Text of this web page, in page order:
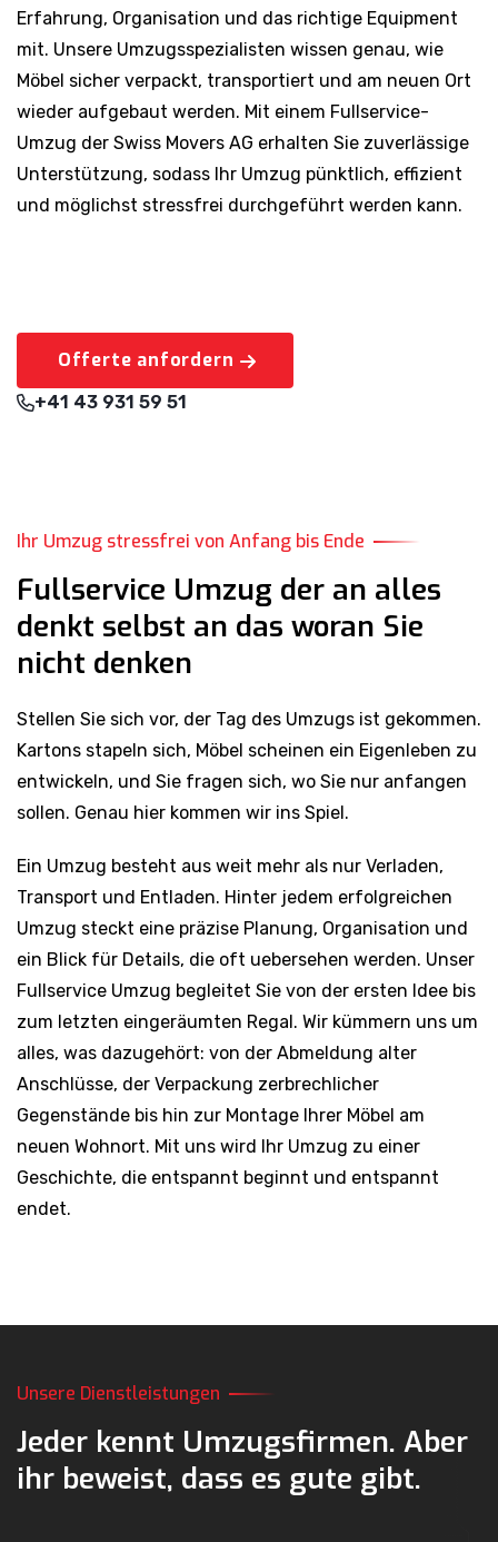
Erfahrung, Organisation und das richtige Equipment
mit. Unsere Umzugsspezialisten wissen genau, wie
Möbel sicher verpackt, transportiert und am neuen Ort
wieder aufgebaut werden. Mit einem Fullservice-
Umzug der Swiss Movers AG erhalten Sie zuverlässige
Unterstützung, sodass Ihr Umzug pünktlich, effizient
und möglichst stressfrei durchgeführt werden kann.
Offerte anfordern
+41 43 931 59 51
Ihr Umzug stressfrei von Anfang bis Ende
Fullservice Umzug der an alles
denkt selbst an das woran Sie
nicht denken
Stellen Sie sich vor, der Tag des Umzugs ist gekommen.
Kartons stapeln sich, Möbel scheinen ein Eigenleben zu
entwickeln, und Sie fragen sich, wo Sie nur anfangen
sollen. Genau hier kommen wir ins Spiel.
Ein Umzug besteht aus weit mehr als nur Verladen,
Transport und Entladen. Hinter jedem erfolgreichen
Umzug steckt eine präzise Planung, Organisation und
ein Blick für Details, die oft uebersehen werden. Unser
Fullservice Umzug begleitet Sie von der ersten Idee bis
zum letzten eingeräumten Regal. Wir kümmern uns um
alles, was dazugehört: von der Abmeldung alter
Anschlüsse, der Verpackung zerbrechlicher
Gegenstände bis hin zur Montage Ihrer Möbel am
neuen Wohnort. Mit uns wird Ihr Umzug zu einer
Geschichte, die entspannt beginnt und entspannt
endet.
Unsere Dienstleistungen
Jeder kennt Umzugsfirmen. Aber
ihr beweist, dass es gute gibt.